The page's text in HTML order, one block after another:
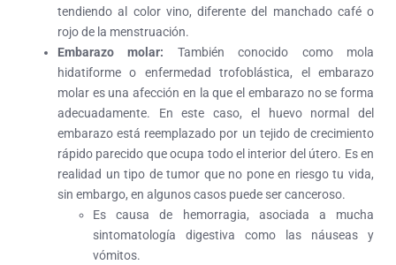
tendiendo al color vino, diferente del manchado café o
rojo de la menstruación.
Embarazo molar: También conocido como mola
hidatiforme o enfermedad trofoblástica, el embarazo
molar es una afección en la que el embarazo no se forma
adecuadamente. En este caso, el huevo normal del
embarazo está reemplazado por un tejido de crecimiento
rápido parecido que ocupa todo el interior del útero. Es en
realidad un tipo de tumor que no pone en riesgo tu vida,
sin embargo, en algunos casos puede ser canceroso.
Es causa de hemorragia, asociada a mucha
sintomatología digestiva como las náuseas y
vómitos.